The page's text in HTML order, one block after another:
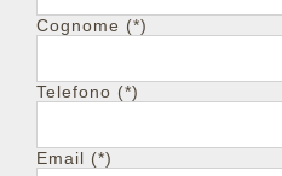
Cognome (*)
Telefono (*)
Email (*)